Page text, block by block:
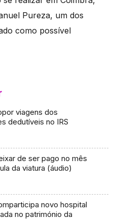
Pureza, um dos
como possível
viagens dos
dedutíveis no IRS
de ser pago no mês
da viatura (áudio)
novo hospital
no património da